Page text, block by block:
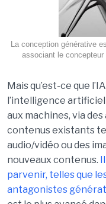
La conception générative
associant le
Mais qu’est-ce que
l’intelligence
aux machines, via
contenus existants
audio/vidéo ou des
nouveaux contenus.
parvenir, telles que
antagonistes